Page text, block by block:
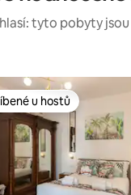
tyto pobyty
u hostů
u hostů